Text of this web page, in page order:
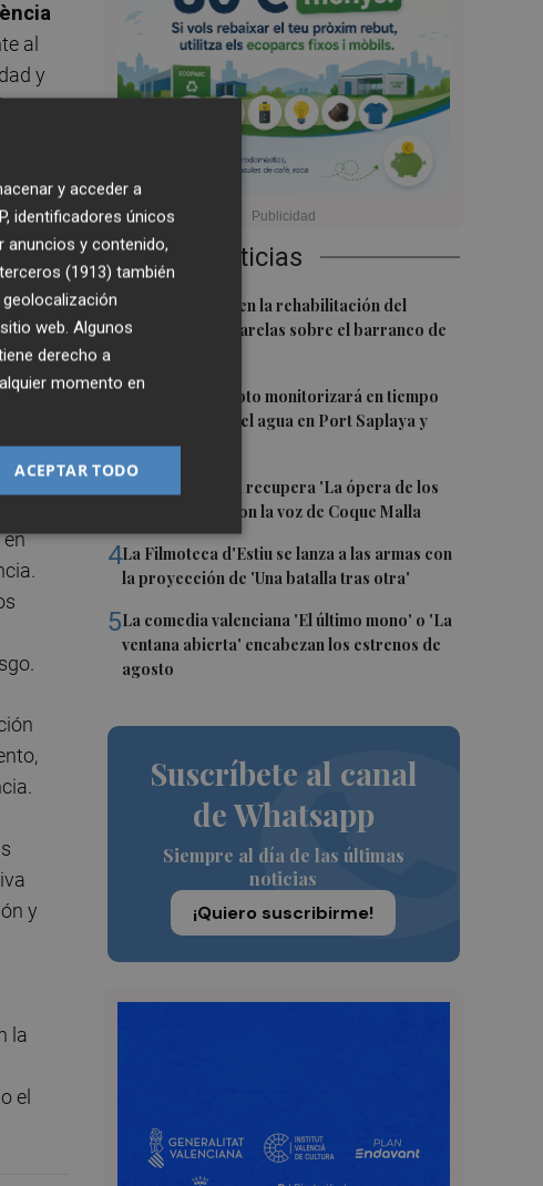
Últimas Noticias
1
L'Eliana avanza en la rehabilitación del
puente y las pasarelas sobre el barranco de
2 Un proyecto piloto monitorizará en tiempo
real la calidad del agua en Port Saplaya y
Meliana
3 Sagunt a Escena recupera 'La ópera de los
tres centavos' con la voz de Coque Malla
4La Filmoteca d'Estiu se lanza a las armas con
la proyección de 'Una batalla tras otra'
5La comedia valenciana 'El último mono' o 'La
ventana abierta' encabezan los estrenos de
agosto
Suscríbete al canal
de Whatsapp
Siempre al día de las últimas
noticias
¡Quiero suscribirme!
al
y
en
a
en el
de
y
la
el
y acceder a
identificadores únicos
anuncios y contenido,
(1913) también
web. Algunos
derecho a
momento en
ACEPTAR TODO